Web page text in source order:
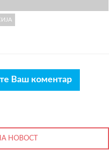
Ваш коментар
НОВОСТ